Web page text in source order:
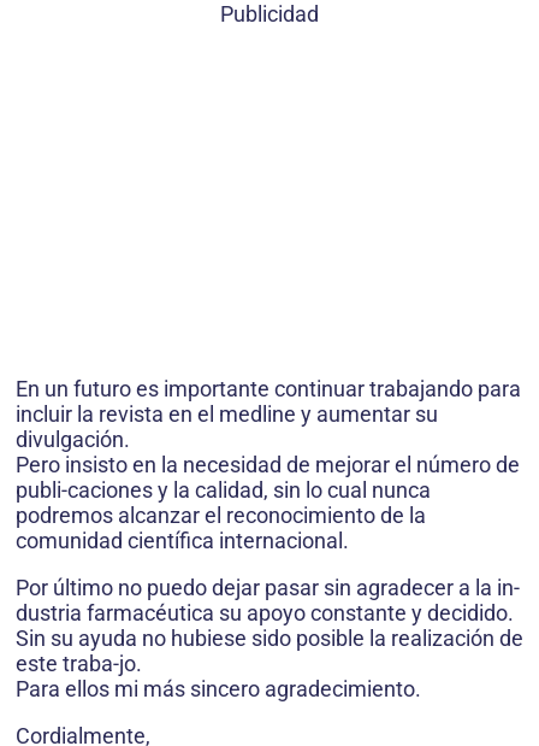
Publicidad
En un futuro es importante continuar trabajando para
incluir la revista en el medline y aumentar su
divulgación.
Pero insisto en la necesidad de mejorar el número de
publi-caciones y la calidad, sin lo cual nunca
podremos alcanzar el reconocimiento de la
comunidad científica internacional.
Por último no puedo dejar pasar sin agradecer a la in-
dustria farmacéutica su apoyo constante y decidido.
Sin su ayuda no hubiese sido posible la realización de
este traba-jo.
Para ellos mi más sincero agradecimiento.
Cordialmente,